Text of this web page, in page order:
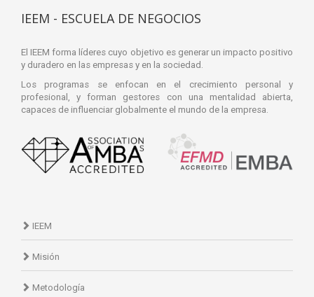
IEEM - ESCUELA DE NEGOCIOS
El IEEM forma líderes cuyo objetivo es generar un impacto positivo
y duradero en las empresas y en la sociedad.
Los programas se enfocan en el crecimiento personal y
profesional, y forman gestores con una mentalidad abierta,
capaces de influenciar globalmente el mundo de la empresa.
IEEM
Misión
Metodología